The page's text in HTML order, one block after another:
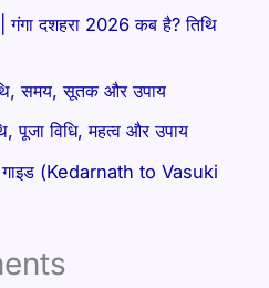
दशहरा 2026 कब है? तिथि
समय, सूतक और उपाय
विधि, महत्व और उपाय
गाइड (Kedarnath to Vasuki